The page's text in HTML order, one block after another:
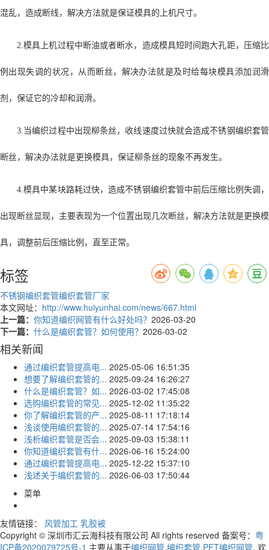
混乱，造成断线，解决方法就是保证模具的上机尺寸。
2.模具上机过程中断油或者断水，造成模具短时间跑大孔距，压缩比
例出现失调的状况，从而断丝，解决办法就是及时给每块模具添加润滑
剂，保证它的冷却和润滑。
3.当编织过程中出现柳条丝，收线速度过快就会造成不锈钢编织套管
断丝，解决办法就是更换模具，保证柳条丝的现象不再发生。
4.模具中某块路耗过快，造成不锈钢编织套管中前后压缩比例失调，
出现断丝显现，主要表现为一个位置出现几次断丝，解决方法就是更换模
具，调整前后压缩比例，直至正常。
标签
不锈钢编织套管编织套管厂家
本文网址： http://www.huiyunhai.com/news/667.html
上一篇： 你知道编织网管有什么好处吗？ 2026-03-20
下一篇： 什么是编织套管？如何使用？ 2026-03-02
相关新闻
通过编织套管提高电... 2025-05-06 16:51:35
想要了解编织套管的... 2025-09-24 16:26:27
什么是编织套管？如... 2026-03-02 17:45:08
选购编织套管的常见... 2025-12-02 11:35:22
你了解编织套管的产... 2025-08-11 17:18:14
浅谈使用编织套管的... 2025-07-14 17:54:16
浅析编织套管是否会... 2025-09-03 15:38:11
你知道编织套管有什... 2026-06-16 15:24:00
通过编织套管提高电... 2025-12-22 15:37:10
浅述关于编织套管的... 2026-06-03 17:50:44
菜单
友情链接： 风管加工 乳胶被
Copyright © 深圳市汇云海科技有限公司 All rights reserved 备案号： 粤
ICP备2020079725号-1 主要从事于编织网管,编织套管,PET编织网管, 欢